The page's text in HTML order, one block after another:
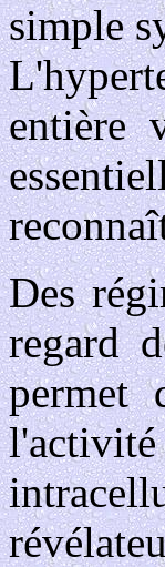
simple
entière
Des
regard
permet